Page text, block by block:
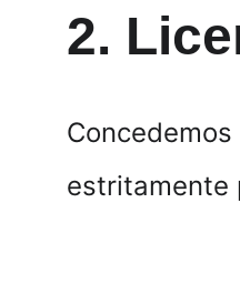
2.
estritamente